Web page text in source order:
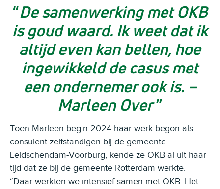
De samenwerking met OKB
is goud waard. Ik weet dat ik
altijd even kan bellen, hoe
ingewikkeld de casus met
een ondernemer ook is. –
Marleen Over
Toen Marleen begin 2024 haar werk begon als
consulent zelfstandigen bij de gemeente
Leidschendam-Voorburg, kende ze OKB al uit haar
tijd dat ze bij de gemeente Rotterdam werkte.
“Daar werkten we intensief samen met OKB. Het